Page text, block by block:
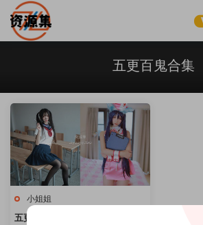
五更百鬼合集
小姐姐
五更百鬼 – 可爱双马尾写真合集